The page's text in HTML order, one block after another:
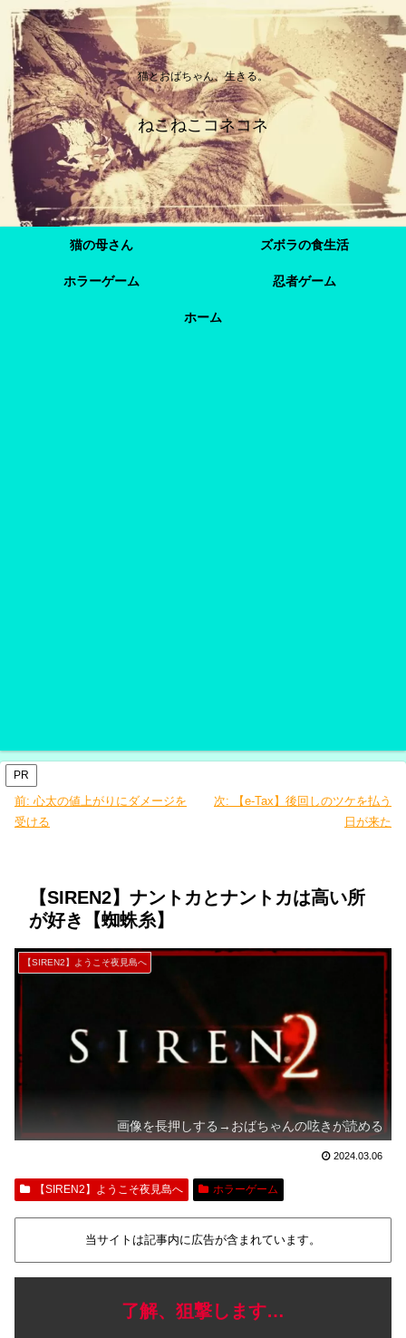
猫とおばちゃん、生きる。
ねこねこコネコネ
猫の母さん ズボラの食生活
ホラーゲーム 忍者ゲーム
ホーム
PR
前: 心太の値上がりにダメージを
受ける
次:
【e-Tax】後回しのツケを払う
日が来た
【SIREN2】ナントカとナントカは高い所
が好き【蜘蛛糸】
【SIREN2】ようこそ夜見島へ
画像を長押しする→おばちゃんの呟きが読める
2024.03.06
【SIREN2】ようこそ夜見島へ ホラーゲーム
当サイトは記事内に広告が含まれています。
了解、狙撃します…